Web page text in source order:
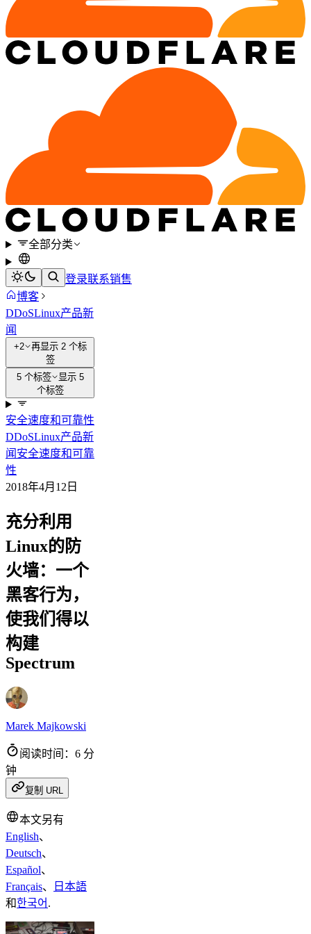
全部分类
登录联系销售
博客
DDoSLinux产品新
闻
+2
再显示 2 个标
签
5 个标签
显示 5
个标签
安全速度和可靠性
DDoSLinux产品新
闻 安全速度和可靠
性
2018年4月12日
充分利用
Linux的防
火墙：一个
黑客行为，
使我们得以
构建
Spectrum
Marek Majkowski
阅读时间：6 分
钟
复制 URL
本文另有
English、
Deutsch、
Español、
Français、
日本語
和한국어 .